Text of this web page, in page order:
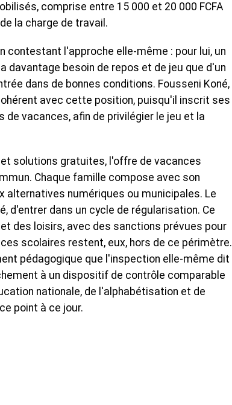
comprise entre 15 000 et 20 000 FCFA
la charge de travail.
contestant l'approche elle-même : pour lui, un
davantage besoin de repos et de jeu que d'un
dans de bonnes conditions. Fousseni Koné,
avec cette position, puisqu'il inscrit ses
vacances, afin de privilégier le jeu et la
solutions gratuites, l'offre de vacances
Chaque famille compose avec son
numériques ou municipales. Le
d'entrer dans un cycle de régularisation. Ce
des loisirs, avec des sanctions prévues pour
scolaires restent, eux, hors de ce périmètre.
pédagogique que l'inspection elle-même dit
à un dispositif de contrôle comparable
nationale, de l'alphabétisation et de
point à ce jour.